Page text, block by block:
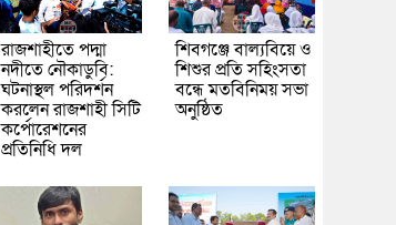
রাজশাহীতে পদ্মা
নদীতে নৌকাডুবি:
ঘটনাস্থল পরিদর্শন
করলেন রাজশাহী সিটি
কর্পোরেশনের
প্রতিনিধি দল
শিবগঞ্জে বাল্যবিয়ে ও
শিশুর প্রতি সহিংসতা
বন্ধে মতবিনিময় সভা
অনুষ্ঠিত